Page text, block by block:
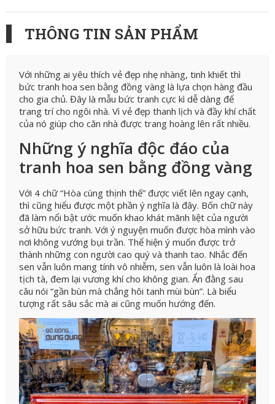
THÔNG TIN SẢN PHẨM
Với những ai yêu thích vẻ đẹp nhẹ nhàng, tinh khiết thì
bức tranh hoa sen bằng đồng vàng là lựa chọn hàng đầu
cho gia chủ. Đây là mẫu bức tranh cực kì dễ dàng để
trang trí cho ngôi nhà. Vì vẻ đẹp thanh lịch và đầy khí chất
của nó giúp cho căn nhà được trang hoàng lên rất nhiều.
Những ý nghĩa độc đáo của
tranh hoa sen bằng đồng vàng
Với 4 chữ “Hòa cùng thịnh thế” được viết lên ngay cạnh,
thì cũng hiểu được một phần ý nghĩa là đây. Bốn chữ này
đã làm nổi bật ước muốn khao khát mãnh liệt của người
sở hữu bức tranh. Với ý nguyện muốn được hòa mình vào
nơi không vướng bụi trần. Thể hiện ý muốn được trở
thành những con người cao quý và thanh tao. Nhắc đến
sen vẫn luôn mang tính vô nhiễm, sen vẫn luôn là loài hoa
tịch tà, đem lại vương khí cho không gian. Ẩn đằng sau
câu nói “gần bùn mà chẳng hôi tanh mùi bùn”. Là biểu
tượng rất sâu sắc mà ai cũng muốn hướng đến.